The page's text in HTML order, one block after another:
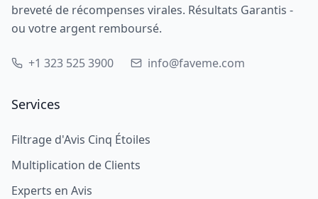
breveté de récompenses virales. Résultats Garantis -
ou votre argent remboursé.
+1 323 525 3900 info@faveme.com
Services
Filtrage d'Avis Cinq Étoiles
Multiplication de Clients
Experts en Avis